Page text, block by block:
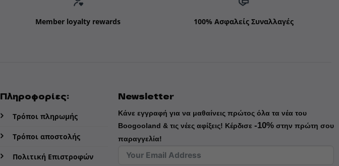
Member loyalty rewards 100% Ασφαλείς Συναλλαγές
Πληροφορίες:
Τρόποι πληρωμής
Τρόποι αποστολής
Πολιτική Επιστροφών
Newsletter
Κάνε εγγραφή για να μαθαίνεις πρώτος όλα τα νέα του
Boogooland & τις νέες αφίξεις! Κέρδισε -10%στην πρώτη σου
παραγγελία!